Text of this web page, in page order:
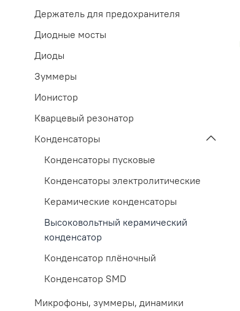
Держатель для предохранителя
Диодные мосты
Диоды
Зуммеры
Ионистор
Кварцевый резонатор
Конденсаторы
Конденсаторы пусковые
Конденсаторы электролитические
Керамические конденсаторы
Высоковольтный керамический
конденсатор
Конденсатор плёночный
Конденсатор SMD
Микрофоны, зуммеры, динамики